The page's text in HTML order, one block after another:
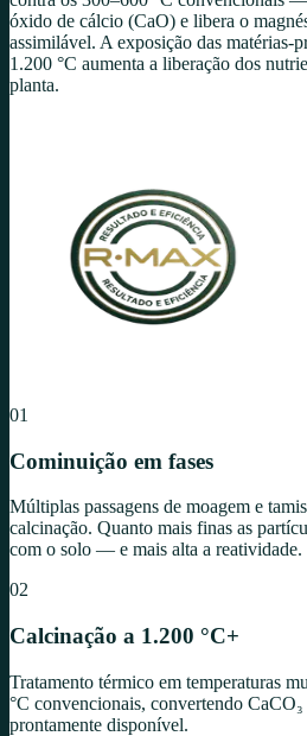
óxido de cálcio (CaO) e libera o
assimilável. A exposição das matérias-
1.200 °C aumenta a liberação dos
planta.
01
Cominuição em fases
Múltiplas passagens de moagem e
calcinação. Quanto mais finas as
com o solo — e mais alta a reatividade.
02
Calcinação a 1.200 °C+
Tratamento térmico em temperaturas
°C convencionais, convertendo
prontamente disponível.